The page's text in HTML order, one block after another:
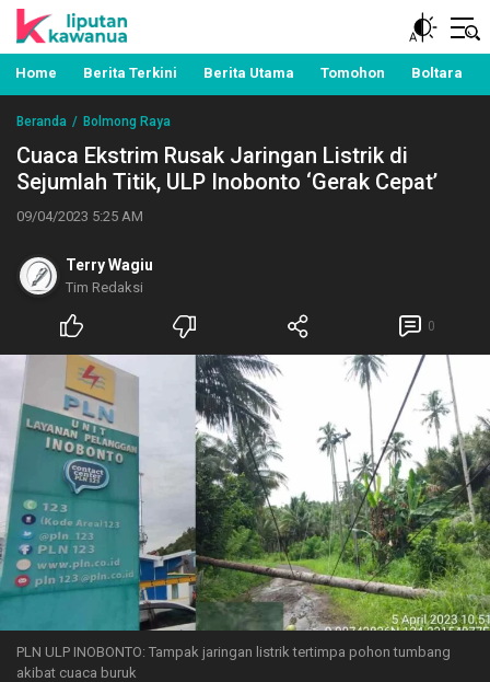
Liputan Kawanua
Berita Manado, Sulawesi Utara, Kawanua, Politik,
Pemerintahan, Hukum Kriminal dan Nasional
Home Berita Terkini Berita Utama Tomohon Boltara
Beranda Bolmong Raya
Cuaca Ekstrim Rusak Jaringan Listrik di
Sejumlah Titik, ULP Inobonto ‘Gerak Cepat’
09/04/2023 5:25 AM
Terry Wagiu
Tim Redaksi
0
PLN ULP INOBONTO: Tampak jaringan listrik tertimpa pohon tumbang
akibat cuaca buruk